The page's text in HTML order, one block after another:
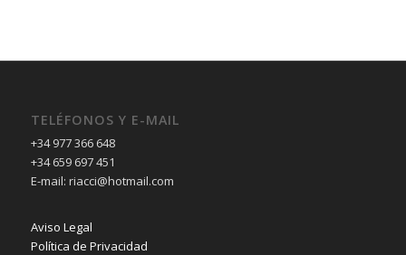
TELÉFONOS Y E-MAIL
+34 977 366 648
+34 659 697 451
E-mail: riacci@hotmail.com
Aviso Legal
Política de Privacidad